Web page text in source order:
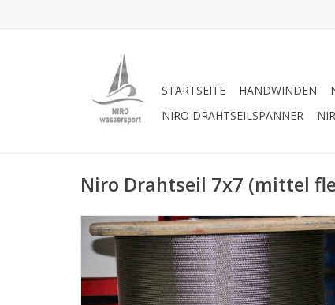
STARTSEITE HANDWINDEN
NIRO DRAHTSEILSPANNER
Niro Drahtseil 7x7 (mittel